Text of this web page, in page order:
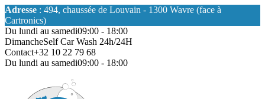
Adresse : 494, chaussée de Louvain - 1300 Wavre (face à
Cartronics)
Du lundi au samedi09:00 - 18:00
DimancheSelf Car Wash 24h/24H
Contact+32 10 22 79 68
Du lundi au samedi09:00 - 18:00